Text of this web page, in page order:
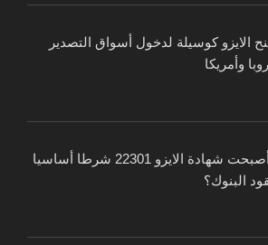
الايزو كوسيلة لدخول أسواق التصدير
وأمريكا
لماذا أصبحت شهادة الايزو 22301 شرطا أساسيا
البنوك؟